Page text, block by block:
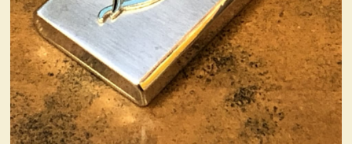
コカコーラ・グッズ
カンパニー・グッズ
キャラクター・グッズ